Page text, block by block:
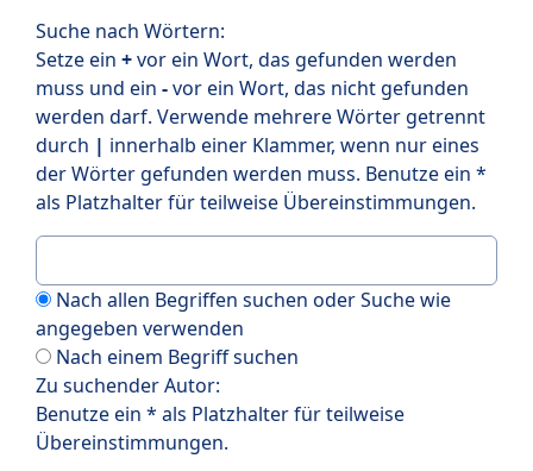
Suche nach Wörtern:
Setze ein +vor ein Wort, das gefunden werden
muss und ein -vor ein Wort, das nicht gefunden
werden darf. Verwende mehrere Wörter getrennt
durch | innerhalb einer Klammer, wenn nur eines
der Wörter gefunden werden muss. Benutze ein *
als Platzhalter für teilweise Übereinstimmungen.
Nach allen Begriffen suchen oder Suche wie
angegeben verwenden
Nach einem Begriff suchen
Zu suchender Autor:
Benutze ein * als Platzhalter für teilweise
Übereinstimmungen.